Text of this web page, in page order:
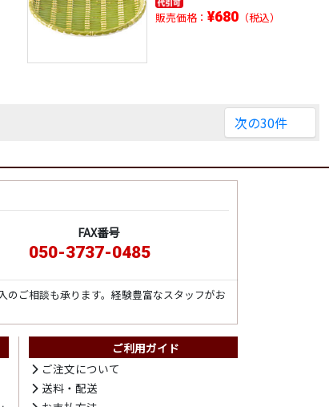
販売価格： ¥680（税込）
次の30件
FAX番号
050-3737-0485
ご相談も承ります。経験豊富なスタッフがお
ご利用ガイド
ご注文について
送料・配送